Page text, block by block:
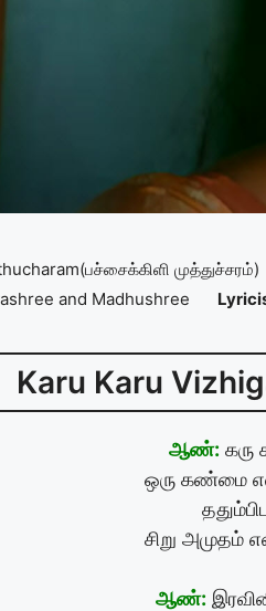
முத்துச்சரம்)
and Madhushree
Karu Karu
ஆண்: கரு
ஒரு கண்மை
சிறு அமுதம்
ஆண்: